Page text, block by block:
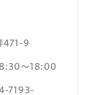
471-9
～18:00
7193-